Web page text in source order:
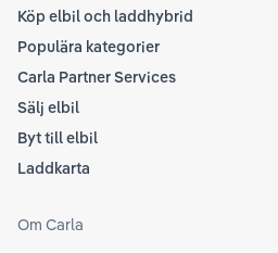
Köp elbil och laddhybrid
Populära kategorier
Carla Partner Services
Sälj elbil
Byt till elbil
Laddkarta
Om Carla